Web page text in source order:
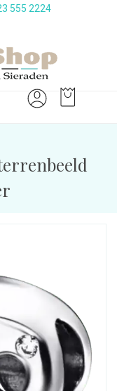
555 2224